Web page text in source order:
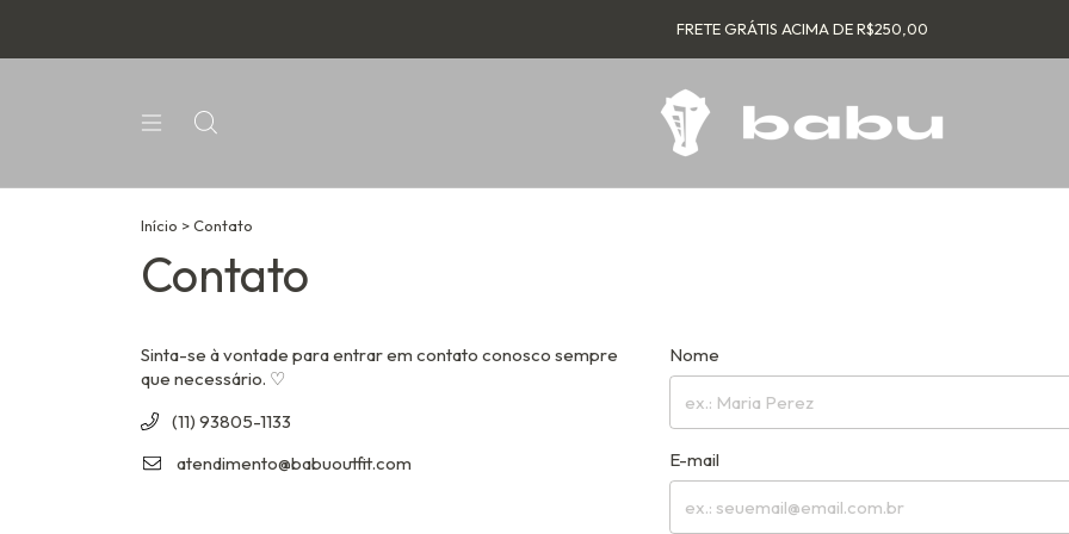
FRETE GRÁTIS ACIMA DE R$250,00
Início >Contato
Contato
Sinta-se à vontade para entrar em contato conosco sempre
que necessário. ♡
(11) 93805-1133
atendimento@babuoutfit.com
Nome
E-mail